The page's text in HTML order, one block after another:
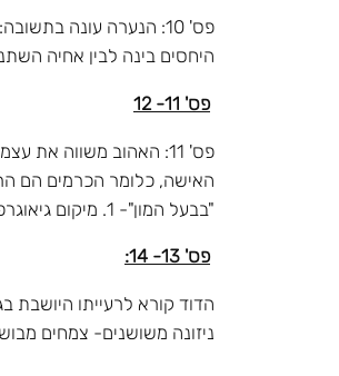
פס' 10: הנערה עונה
היחסים בינה לבין אחיה
פס' 11- 12
האישה, כלומר הכרמים הם
"בבעל המון"- 1. מיקום גיאוגרפי. 2. בעל המון נשים.
פס' 13- 14:
הדוד קורא לרעייתו היושבת
ניזונה משושנים- צמחים